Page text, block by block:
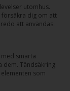
utomhus.
dig om att
att användas.
smarta
dem. Tändsäkring
som